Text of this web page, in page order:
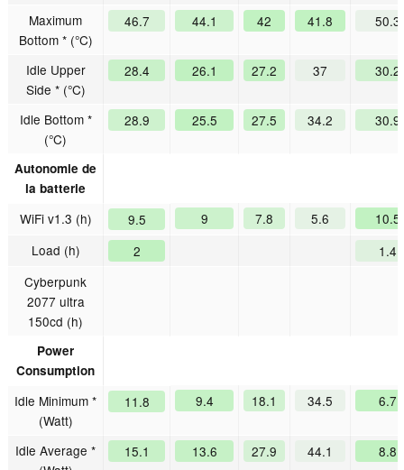
Maximum
Bottom * (°C)
46.7 44.1 42 41.8 50.3
Idle Upper
Side * (°C)
28.4 26.1 27.2 37 30.2
Idle Bottom *
(°C)
28.9 25.5 27.5 34.2 30.9
Autonomie de
la batterie
WiFi v1.3 (h) 9.5 9 7.8 5.6
10.5
Load (h)
2
1.4
Cyberpunk
2077 ultra
150cd (h)
Power
Consumption
Idle Minimum *
(Watt)
11.8 9.4 18.1 34.5 6.7
Idle Average *
15.1 13.6 27.9 44.1 8.8